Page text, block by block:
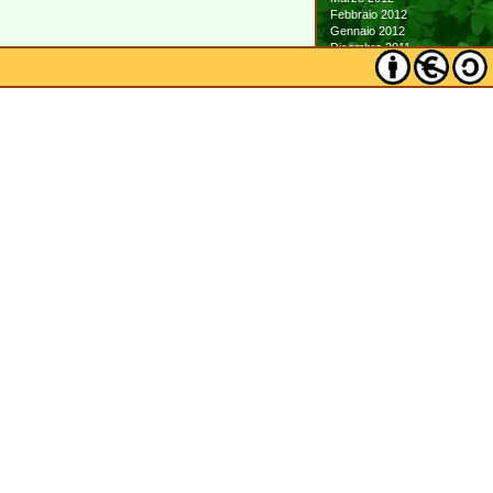
Febbraio 2012
Gennaio 2012
Dicembre 2011
Novembre 2011
Ottobre 2011